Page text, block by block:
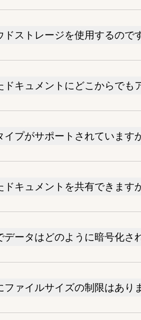
ストレージを使用するので
ドキュメントにどこからでも
イプがサポートされています
キュメントを共有できます
ータはどのように暗号化さ
ァイルサイズの制限はあり